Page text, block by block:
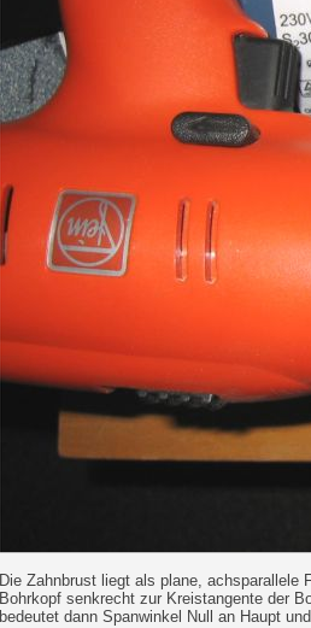
Die Zahnbrust liegt als plane, achsparallele
Bohrkopf senkrecht zur Kreistangente der
bedeutet dann Spanwinkel Null an Haupt